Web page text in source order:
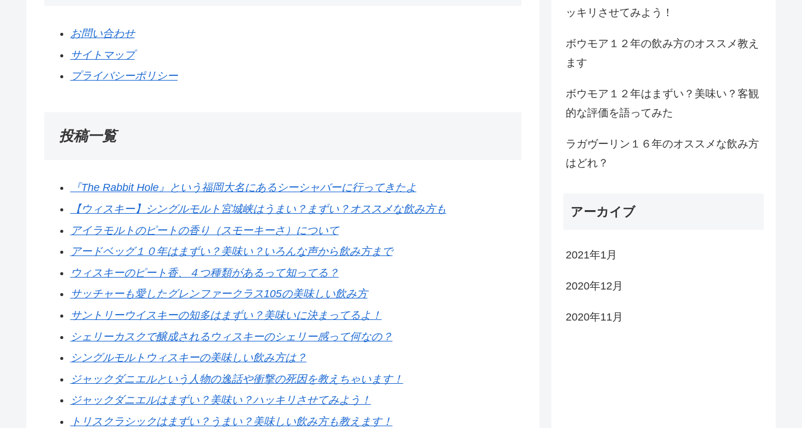
お問い合わせ
サイトマップ
プライバシーポリシー
投稿一覧
『The Rabbit Hole』という福岡大名にあるシーシャバーに行ってきたよ
【ウィスキー】シングルモルト宮城峡はうまい？まずい？オススメな飲み方も
アイラモルトのピートの香り（スモーキーさ）について
アードベッグ１０年はまずい？美味い？いろんな声から飲み方まで
ウィスキーのピート香、４つ種類があるって知ってる？
サッチャーも愛したグレンファークラス105の美味しい飲み方
サントリーウイスキーの知多はまずい？美味いに決まってるよ！
シェリーカスクで醸成されるウィスキーのシェリー感って何なの？
シングルモルトウィスキーの美味しい飲み方は？
ジャックダニエルという人物の逸話や衝撃の死因を教えちゃいます！
ジャックダニエルはまずい？美味い？ハッキリさせてみよう！
トリスクラシックはまずい？うまい？美味しい飲み方も教えます！
ッキリさせてみよう！
ボウモア１２年の飲み方のオススメ教え
ます
ボウモア１２年はまずい？美味い？客観
的な評価を語ってみた
ラガヴーリン１６年のオススメな飲み方
はどれ？
アーカイブ
2021年1月
2020年12月
2020年11月